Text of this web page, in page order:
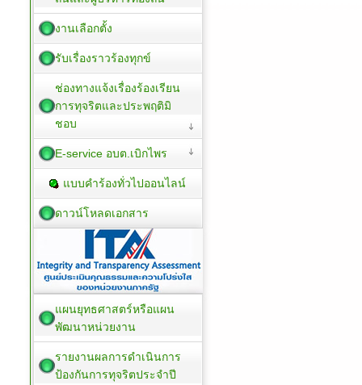
งานเลือกตั้ง
รับเรื่องราวร้องทุกข์
ช่องทางแจ้งเรื่องร้องเรียน
การทุจริตและประพฤติมิ
ชอบ
E-service อบต.เบิกไพร
แบบคำร้องทั่วไปออนไลน์
ดาวน์โหลดเอกสาร
แผนยุทธศาสตร์หรือแผน
พัฒนาหน่วยงาน
รายงานผลการดำเนินการ
ป้องกันการทุจริตประจำปี